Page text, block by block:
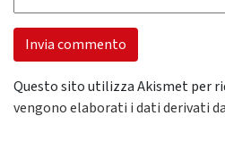
Questo sito utilizza Akismet per
vengono elaborati i dati derivati